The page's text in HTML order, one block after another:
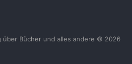
über Bücher und alles andere © 2026